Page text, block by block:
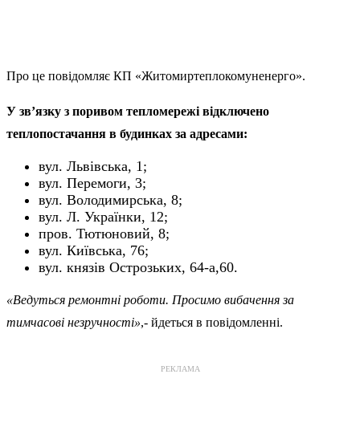
Про це повідомляє КП «Житомиртеплокомуненерго».
У звʼязку з поривом тепломережі відключено
теплопостачання в будинках за адресами:
вул. Львівська, 1;
вул. Перемоги, 3;
вул. Володимирська, 8;
вул. Л. Українки, 12;
пров. Тютюновий, 8;
вул. Київська, 76;
вул. князів Острозьких, 64-а,60.
«Ведуться ремонтні роботи. Просимо вибачення за
тимчасові незручності»,- йдеться в повідомленні.
РЕКЛАМА